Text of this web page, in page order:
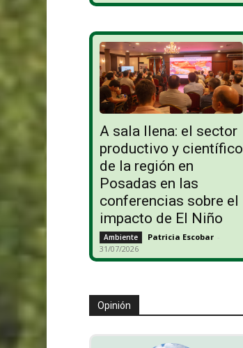
A sala llena: el sector
productivo y científico
de la región en
Posadas en las
conferencias sobre el
impacto de El Niño
Ambiente Patricia Escobar -
31/07/2026
Opinión